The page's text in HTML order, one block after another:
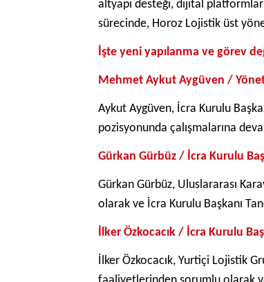
altyapı desteği, dijital
sürecinde, Horoz Lojistik üst
İşte yeni yapılanma ve görev
Mehmet Aykut Aygüven /
Aykut Aygüven, İcra Kurulu
pozisyonunda çalışmalarına
Gürkan Gürbüz / İcra Kurulu
Gürkan Gürbüz, Uluslararası
olarak ve İcra Kurulu Başkanı
İlker Özkocacık / İcra Kurulu
İlker Özkocacık, Yurtiçi Lojistik